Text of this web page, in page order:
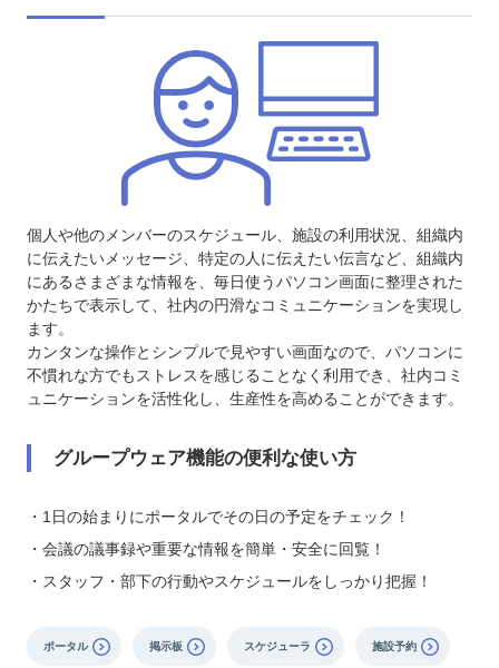
個人や他のメンバーのスケジュール、施設の利用状況、組織内
に伝えたいメッセージ、特定の人に伝えたい伝言など、組織内
にあるさまざまな情報を、毎日使うパソコン画面に整理された
かたちで表示して、社内の円滑なコミュニケーションを実現し
ます。
カンタンな操作とシンプルで見やすい画面なので、パソコンに
不慣れな方でもストレスを感じることなく利用でき、社内コミ
ュニケーションを活性化し、生産性を高めることができます。
グループウェア機能の便利な使い方
・1日の始まりにポータルでその日の予定をチェック！
・会議の議事録や重要な情報を簡単・安全に回覧！
・スタッフ・部下の行動やスケジュールをしっかり把握！
ポータル 掲示板 スケジューラ 施設予約